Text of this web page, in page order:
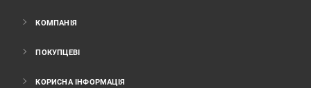
КОМПАНІЯ
ПОКУПЦЕВІ
КОРИСНА ІНФОРМАЦІЯ